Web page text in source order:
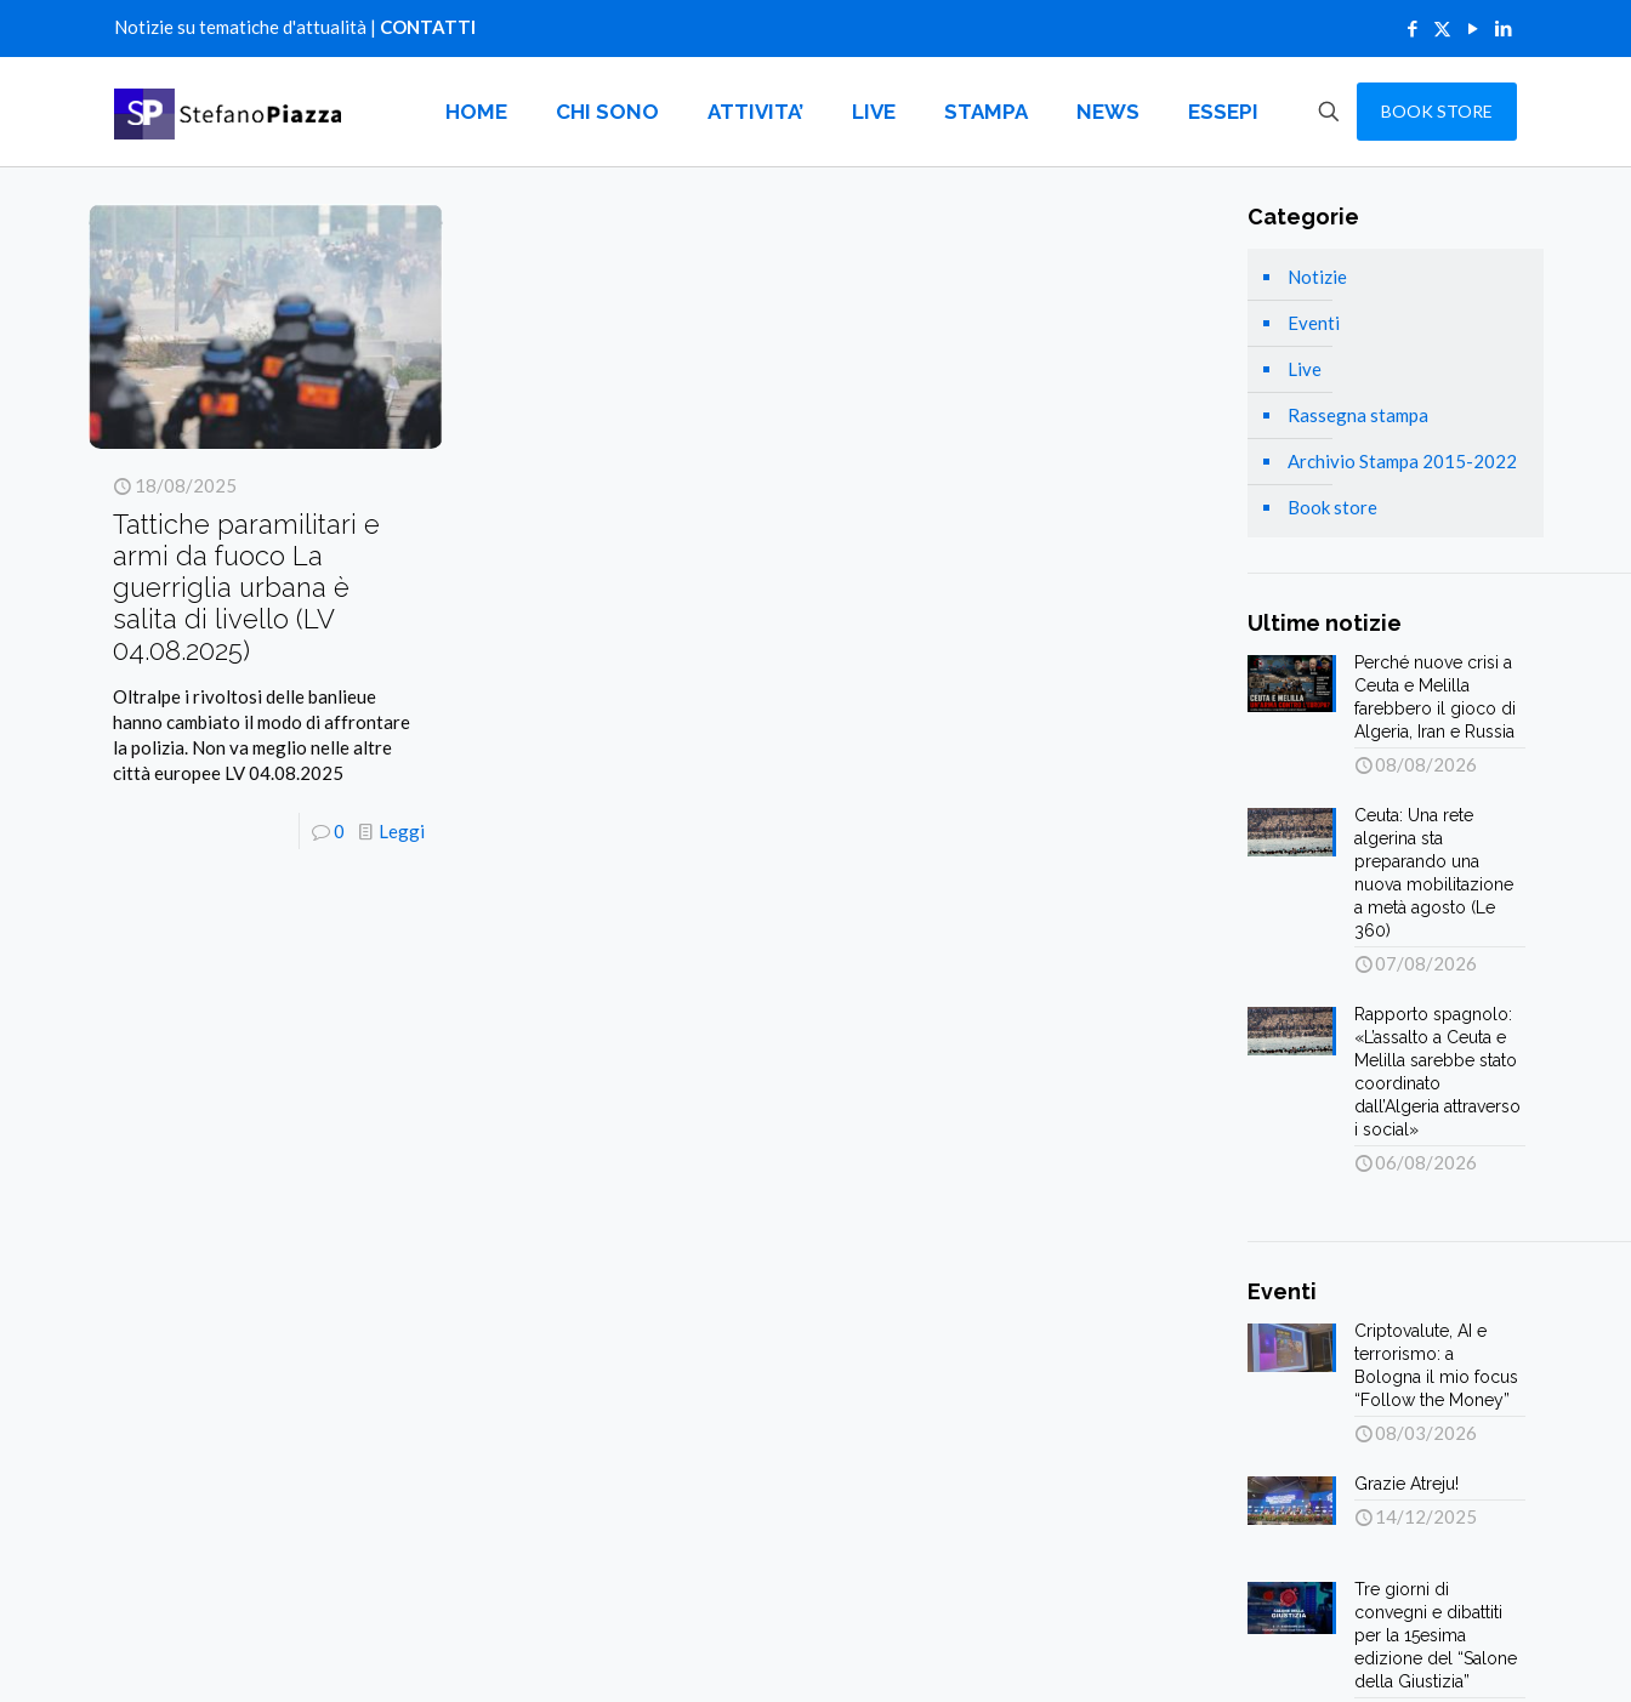
Notizie su tematiche d'attualità | CONTATTI
HOME CHI SONO ATTIVITA’ LIVE STAMPA NEWS ESSEPI BOOK STORE
18/08/2025
Tattiche paramilitari e
armi da fuoco La
guerriglia urbana è
salita di livello (LV
04.08.2025)
Oltralpe i rivoltosi delle banlieue
hanno cambiato il modo di affrontare
la polizia. Non va meglio nelle altre
città europee LV 04.08.2025
0 Leggi
Categorie
Notizie
Eventi
Live
Rassegna stampa
Archivio Stampa 2015-2022
Book store
Ultime notizie
Perché nuove crisi a
Ceuta e Melilla
farebbero il gioco di
Algeria, Iran e Russia
08/08/2026
Ceuta: Una rete
algerina sta
preparando una
nuova mobilitazione
a metà agosto (Le
360)
07/08/2026
Rapporto spagnolo:
«L’assalto a Ceuta e
Melilla sarebbe stato
coordinato
dall’Algeria attraverso
i social»
06/08/2026
Eventi
Criptovalute, AI e
terrorismo: a
Bologna il mio focus
“Follow the Money”
08/03/2026
Grazie Atreju!
14/12/2025
Tre giorni di
convegni e dibattiti
per la 15esima
edizione del “Salone
della Giustizia”